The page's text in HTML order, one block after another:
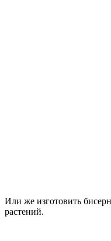
Или же изготовить
растений.